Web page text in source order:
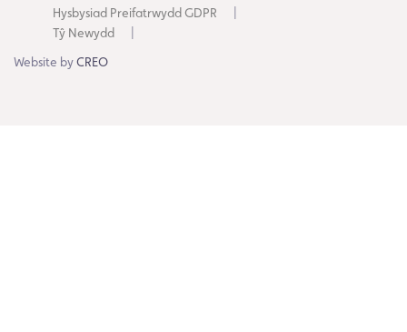
Hysbysiad Preifatrwydd GDPR
Tŷ Newydd
Website byCREO